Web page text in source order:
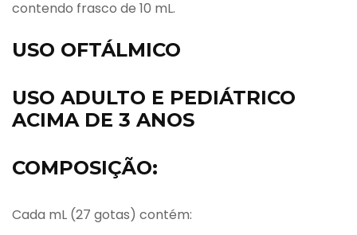
contendo frasco de 10 mL.
USO OFTÁLMICO
USO ADULTO E PEDIÁTRICO
ACIMA DE 3 ANOS
COMPOSIÇÃO:
Cada mL (27 gotas) contém: